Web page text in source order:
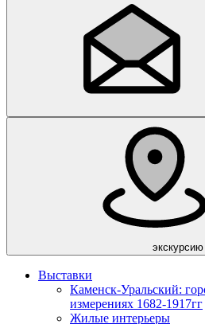
экскурсию
Выставки
Каменск-Уральский:
измерениях 1682-1917гг
Жилые интерьеры